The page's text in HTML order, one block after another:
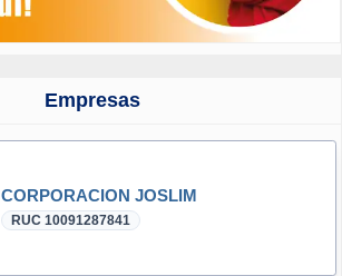
Empresas
CORPORACION JOSLIM
RUC 10091287841